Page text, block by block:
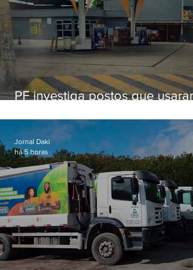
PF investiga postos que usaram
secretário morto em 2020
Jornal Daki
há 5 horas